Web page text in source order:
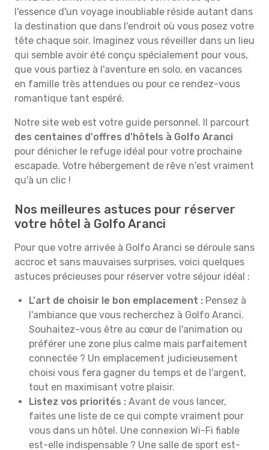
l'essence d'un voyage inoubliable réside autant dans
la destination que dans l'endroit où vous posez votre
tête chaque soir. Imaginez vous réveiller dans un lieu
qui semble avoir été conçu spécialement pour vous,
que vous partiez à l'aventure en solo, en vacances
en famille très attendues ou pour ce rendez-vous
romantique tant espéré.
Notre site web est votre guide personnel. Il parcourt
des centaines d'offres d'hôtels à Golfo Aranci
pour dénicher le refuge idéal pour votre prochaine
escapade. Votre hébergement de rêve n'est vraiment
qu'à un clic !
Nos meilleures astuces pour réserver
votre hôtel à Golfo Aranci
Pour que votre arrivée à Golfo Aranci se déroule sans
accroc et sans mauvaises surprises, voici quelques
astuces précieuses pour réserver votre séjour idéal :
L'art de choisir le bon emplacement : Pensez à
l'ambiance que vous recherchez à Golfo Aranci.
Souhaitez-vous être au cœur de l'animation ou
préférer une zone plus calme mais parfaitement
connectée ? Un emplacement judicieusement
choisi vous fera gagner du temps et de l'argent,
tout en maximisant votre plaisir.
Listez vos priorités : Avant de vous lancer,
faites une liste de ce qui compte vraiment pour
vous dans un hôtel. Une connexion Wi-Fi fiable
est-elle indispensable ? Une salle de sport est-